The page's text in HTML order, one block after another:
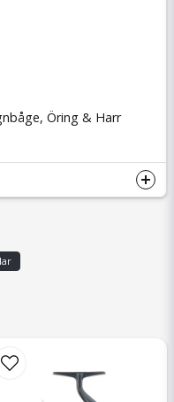
Öring & Harr